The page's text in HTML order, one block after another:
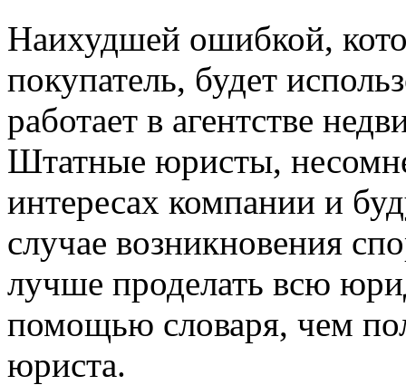
Наихудшей ошибкой,
покупатель, будет
работает в агентстве
Штатные юристы,
интересах компании и
случае возникновения
лучше проделать всю
помощью словаря, чем
юриста.